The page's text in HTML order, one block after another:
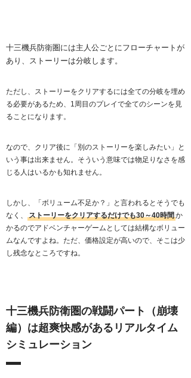
十三機兵防衛圏には主人公ごとにフローチャートが
あり、ストーリーは分岐します。
ただし、ストーリーをクリアするには全ての分岐を埋め
る必要があるため、1周目のプレイで全てのシーンを見
ることになります。
なので、クリア後に「別のストーリーを楽しみたい」と
いう事は出来ません。そういう意味では物足りなさを感
じる人はいるかも知れません。
しかし、「ボリューム不足か？」と言われるとそうでも
なく、
ストーリーをクリアするだけでも30～40時間か
かるのでアドベンチャーゲームとしては結構なボリュー
ムなんですよね。ただ、価格設定が高いので、そこは少
し残念なところですね。
十三機兵防衛圏の戦闘パート（崩壊
編）は超爽快感があるリアルタイム
シミュレーション